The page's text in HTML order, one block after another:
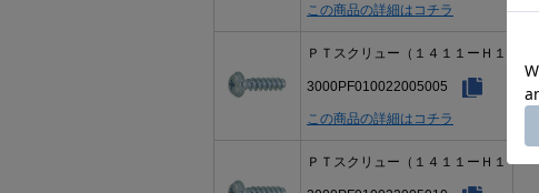
この商品の詳細はコチラ
ＰＴスクリュー（１４１１ーＨ１
3000PF010022005005
この商品の詳細はコチラ
ＰＴスクリュー（１４１１ーＨ１